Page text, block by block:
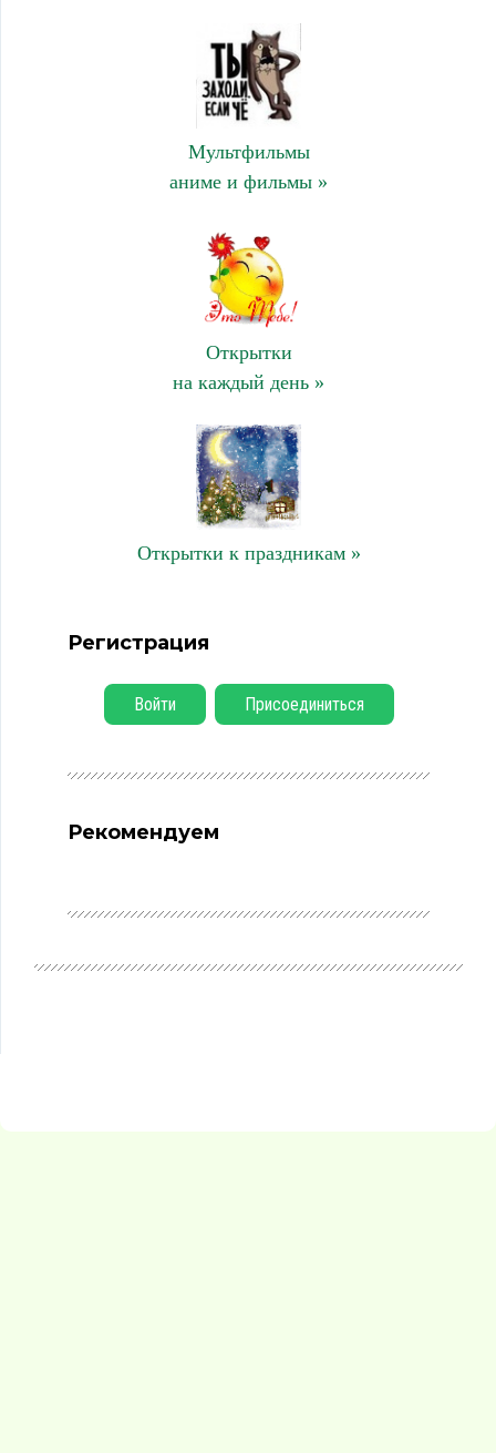
Мультфильмы
аниме и фильмы »
Открытки
на каждый день »
Открытки к праздникам »
Регистрация
Войти Присоединиться
Рекомендуем